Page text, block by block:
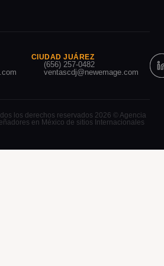
CIUDAD JUÁREZ
(656) 257-0482
ventascdj@newemage.com
los derechos reservados 2026 © Agencia
en México de sitios Internacionales